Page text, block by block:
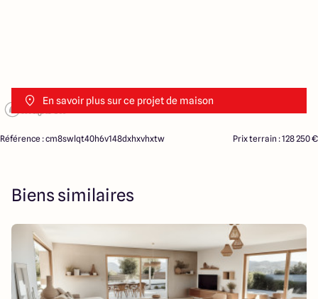
En savoir plus sur ce projet de maison
Référence : cm8swlqt40h6v148dxhxvhxtw Prix terrain : 128 250 €
Biens similaires